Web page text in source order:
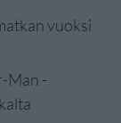
vuoksi
Man -